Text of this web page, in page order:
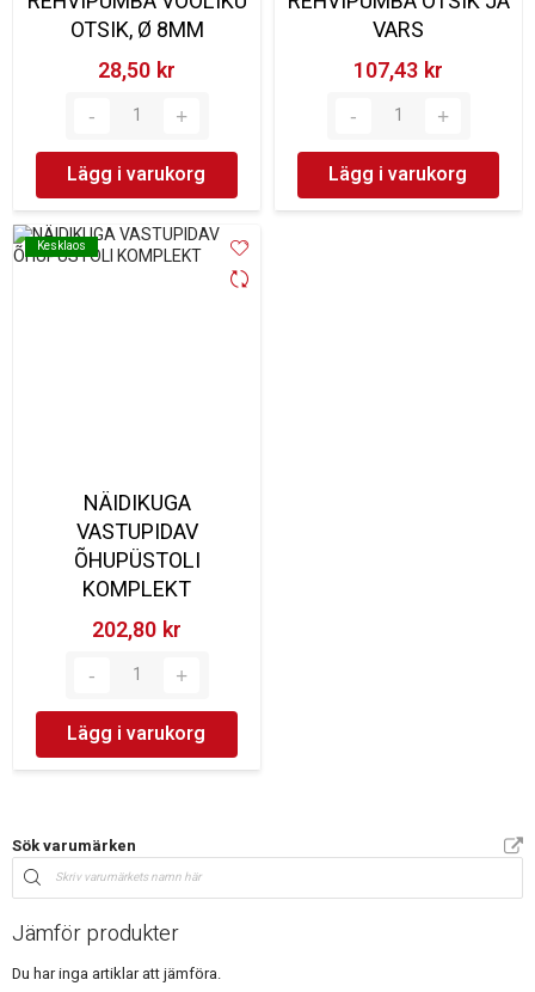
OTSIK, Ø 8MM
28,50 kr‎
Lägg i varukorg
VARS
107,43 kr‎
Lägg i varukorg
Kesklaos
Kesklaos
NÄIDIKUGA
VASTUPIDAV
ÕHUPÜSTOLI
KOMPLEKT
202,80 kr‎
Lägg i varukorg
Sök varumärken
Jämför produkter
Du har inga artiklar att jämföra.